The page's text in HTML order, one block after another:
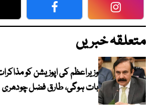
Facebook
متعلقہ خبریں
وزیراعظم کی اپوزیشن کو
بات ہوگی، طارق فضل چودھری